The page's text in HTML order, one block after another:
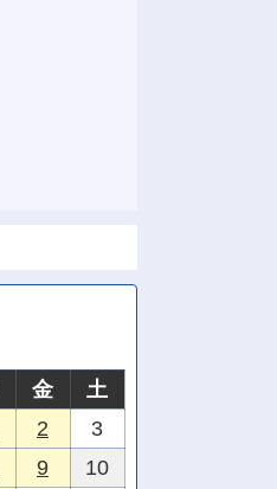
金
土
2
3
9
10